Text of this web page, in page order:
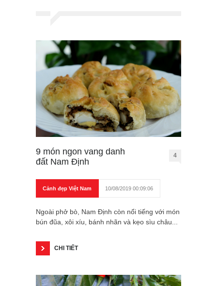
9 món ngon vang danh
đất Nam Định
4
Cảnh đẹp Việt Nam 10/08/2019 00:09:06
Ngoài phở bò, Nam Định còn nổi tiếng với món
bún đũa, xôi xíu, bánh nhãn và kẹo sìu châu...
CHI TIẾT